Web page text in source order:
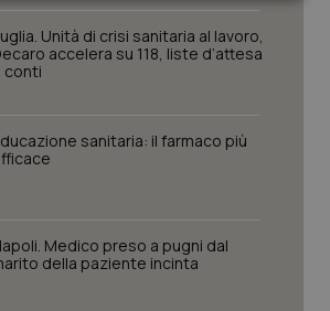
Unità di crisi sanitaria al lavoro,
accelera su 118, liste d’attesa
conti
sanitaria: il farmaco più
Medico preso a pugni dal
della paziente incinta
contribuiscono a rendere fruibile il
funzionalità di base quali la
Il sito web non è in grado di
senza questi cookie.